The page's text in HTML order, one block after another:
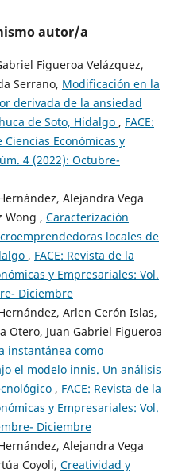
autor/a
Figueroa Velázquez,
Serrano, Modificación en la
derivada de la ansiedad
de Soto, Hidalgo , FACE:
Económicas y
4 (2022): Octubre-
Alejandra Vega
Wong , Caracterización
locales de
, FACE: Revista de la
y Empresariales: Vol.
Diciembre
Arlen Cerón Islas,
Otero, Juan Gabriel Figueroa
instantánea como
el modelo innis. Un análisis
, FACE: Revista de la
y Empresariales: Vol.
Diciembre
Alejandra Vega
Coyoli, Creatividad y